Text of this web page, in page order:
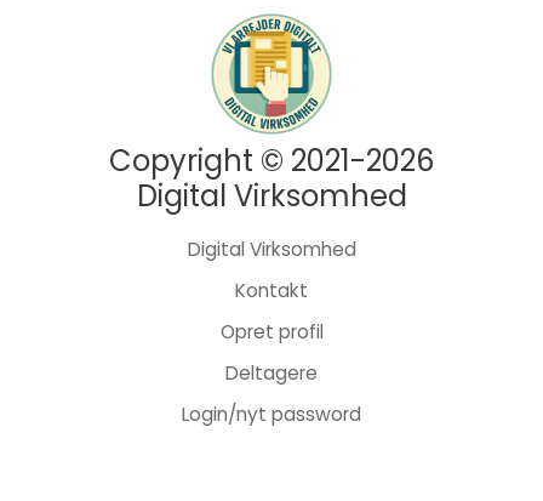
Copyright © 2021-2026
Digital Virksomhed
Digital Virksomhed
Kontakt
Opret profil
Deltagere
Login/nyt password